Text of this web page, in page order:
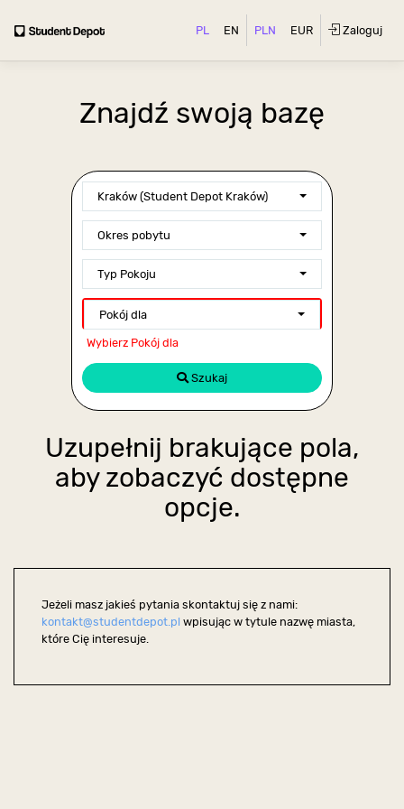
PL EN PLN EUR Zaloguj
Znajdź swoją bazę
Kraków (Student Depot Kraków)
Okres pobytu
Typ Pokoju
Pokój dla
Wybierz Pokój dla
Szukaj
Uzupełnij brakujące pola,
aby zobaczyć dostępne
opcje.
Jeżeli masz jakieś pytania skontaktuj się z nami:
kontakt@studentdepot.pl wpisując w tytule nazwę miasta,
które Cię interesuje.